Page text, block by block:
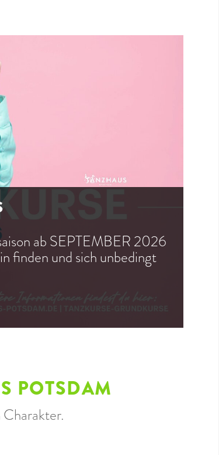
ab SEPTEMBER 2026
finden und sich unbedingt
los
im Sommer
2026eine "gepflegte" Party?!
Cha, Walzer und Co möchten geübt werden
POTSDAM